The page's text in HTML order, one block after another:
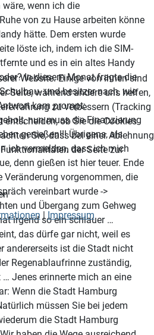
wenn ich die
von zu Hause arbeiten könne
hätte. Dem ersten wurde
löste ich, indem ich die SIM-
und es in ein altes Handy
In diesem Monat fragte die
und besitzer nach, wie
kam prompt:
nun muss die Finanzierung
genießen!!! Übrigens, als
ich vermelden, dass ich mich
denn gießen ist hier teuer. Ende
Veränderung vorgenommen, die
vereinbart wurde ->
und Übergang zum Gehweg
irgend so ein schlauer …
das dürfe gar nicht, weil es
andererseits ist die Stadt nicht
Regenablaufrinne zuständig,
Jenes erinnerte mich an eine
Wenn die Stadt Hamburg
müssen Sie bei jedem
die Stadt Hamburg
Website. Einige von ihnen sind
Seite, während andere uns helfen,
zu verbessern (Tracking
entscheiden, ob Sie die Cookies
Sie, dass bei einer Ablehnung
der Seite zur
| Impressum